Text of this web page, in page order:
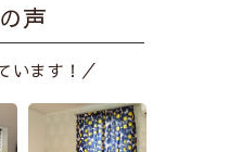
声
います！／